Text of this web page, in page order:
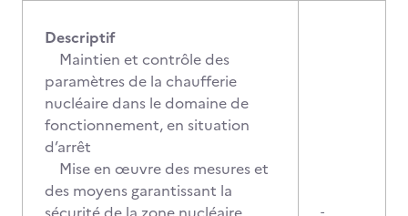
Descriptif
Maintien et contrôle des
paramètres de la chaufferie
nucléaire dans le domaine de
fonctionnement, en situation
d’arrêt
Mise en œuvre des mesures et
des moyens garantissant la
-